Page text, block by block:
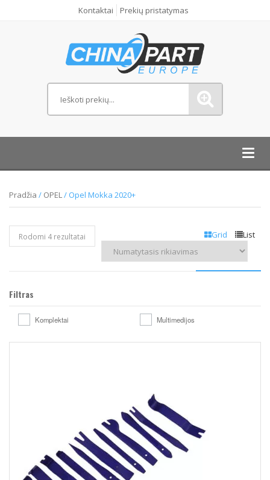
Kontaktai Prekių pristatymas
Pradžia / OPEL/ Opel Mokka 2020+
Grid List
Rodomi 4 rezultatai
Filtras
Komplektai Multimedijos